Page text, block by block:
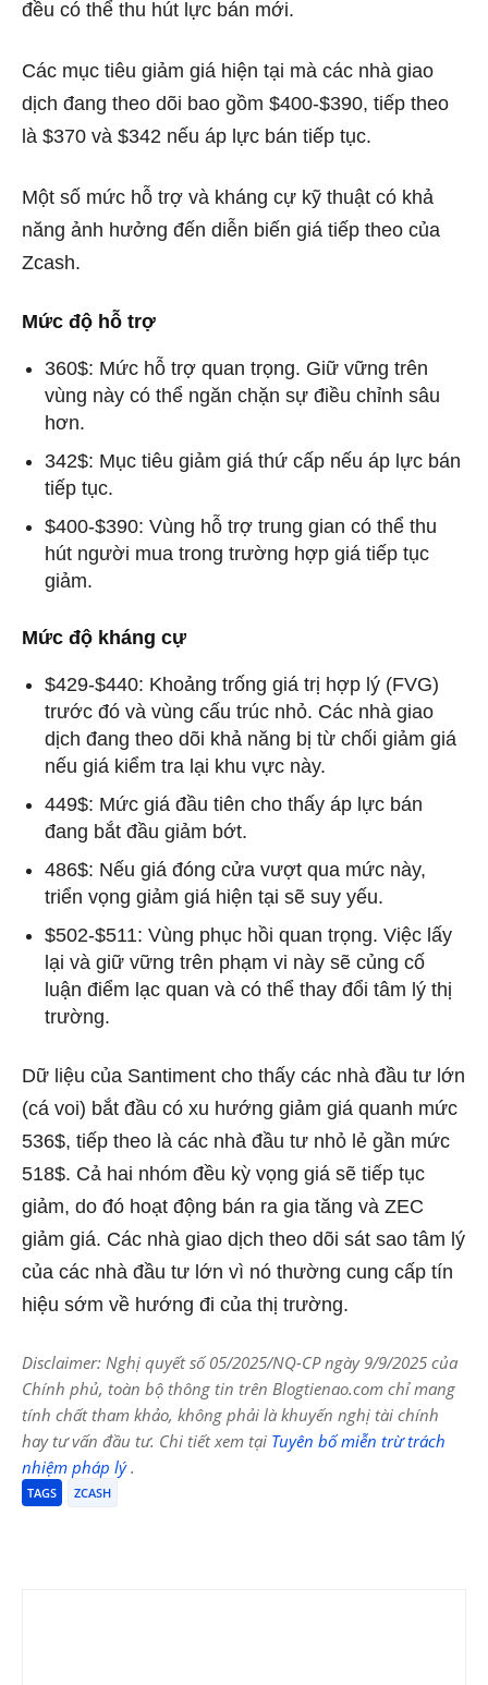
đều có thể thu hút lực bán mới.
Các mục tiêu giảm giá hiện tại mà các nhà giao
dịch đang theo dõi bao gồm $400-$390, tiếp theo
là $370 và $342 nếu áp lực bán tiếp tục.
Một số mức hỗ trợ và kháng cự kỹ thuật có khả
năng ảnh hưởng đến diễn biến giá tiếp theo của
Zcash.
Mức độ hỗ trợ
360$: Mức hỗ trợ quan trọng. Giữ vững trên
vùng này có thể ngăn chặn sự điều chỉnh sâu
hơn.
342$: Mục tiêu giảm giá thứ cấp nếu áp lực bán
tiếp tục.
$400-$390: Vùng hỗ trợ trung gian có thể thu
hút người mua trong trường hợp giá tiếp tục
giảm.
Mức độ kháng cự
$429-$440: Khoảng trống giá trị hợp lý (FVG)
trước đó và vùng cấu trúc nhỏ. Các nhà giao
dịch đang theo dõi khả năng bị từ chối giảm giá
nếu giá kiểm tra lại khu vực này.
449$: Mức giá đầu tiên cho thấy áp lực bán
đang bắt đầu giảm bớt.
486$: Nếu giá đóng cửa vượt qua mức này,
triển vọng giảm giá hiện tại sẽ suy yếu.
$502-$511: Vùng phục hồi quan trọng. Việc lấy
lại và giữ vững trên phạm vi này sẽ củng cố
luận điểm lạc quan và có thể thay đổi tâm lý thị
trường.
Dữ liệu của Santiment cho thấy các nhà đầu tư lớn
(cá voi) bắt đầu có xu hướng giảm giá quanh mức
536$, tiếp theo là các nhà đầu tư nhỏ lẻ gần mức
518$. Cả hai nhóm đều kỳ vọng giá sẽ tiếp tục
giảm, do đó hoạt động bán ra gia tăng và ZEC
giảm giá. Các nhà giao dịch theo dõi sát sao tâm lý
của các nhà đầu tư lớn vì nó thường cung cấp tín
hiệu sớm về hướng đi của thị trường.
Disclaimer: Nghị quyết số 05/2025/NQ-CP ngày 9/9/2025 của
Chính phủ, toàn bộ thông tin trên Blogtienao.com chỉ mang
tính chất tham khảo, không phải là khuyến nghị tài chính
hay tư vấn đầu tư. Chi tiết xem tại Tuyên bố miễn trừ trách
nhiệm pháp lý.
TAGS ZCASH